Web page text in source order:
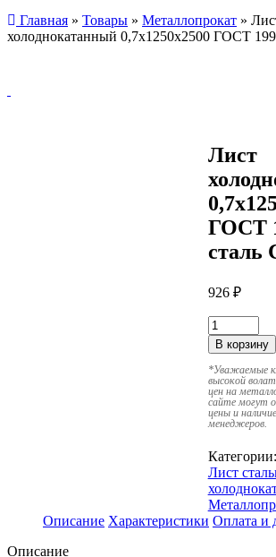
Главная » Товары » Металлопрокат »
холоднокатанный 0,7х1250х2500 ГОСТ
Лист
ГОСТ
сталь
926 ₽
В корзину
*Уважаемые
высокой
цен на
сайте могут
цены и
менеджеров.
Категории:
Лист
Описание Характеристики Оплата и
Описание